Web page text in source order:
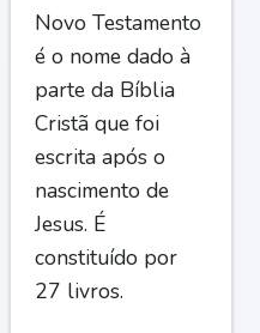
Novo Testamento
é o nome dado à
parte da Bíblia
Cristã que foi
escrita após o
nascimento de
Jesus. É
constituído por
27 livros.